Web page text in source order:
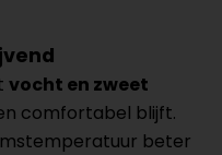
vocht en zweet
comfortabel blijft.
beter